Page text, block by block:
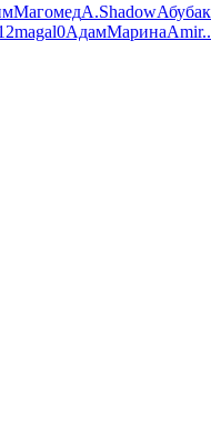
МагомедА.Shadow
magal0АдамМаринаAmir